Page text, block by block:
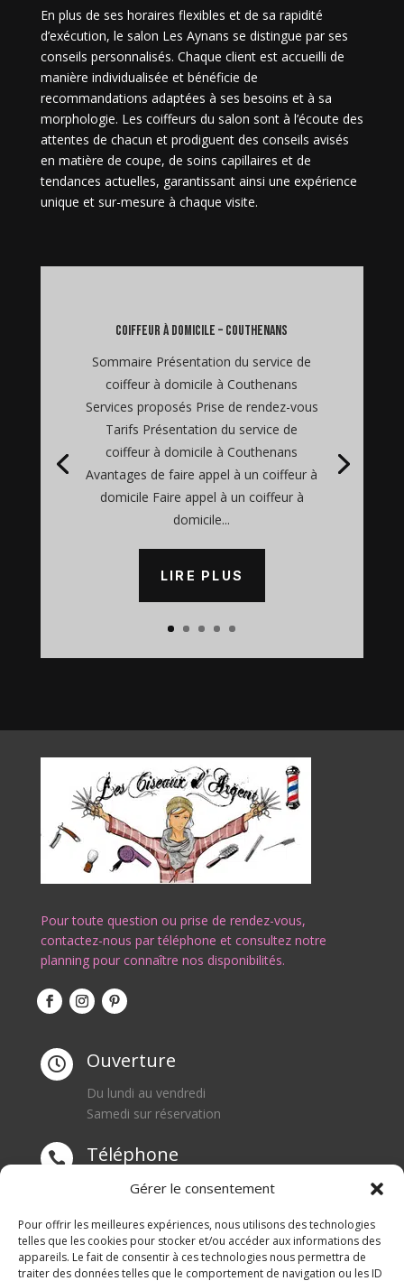
Gérer le consentement
Pour offrir les meilleures expériences, nous utilisons des technologies
telles que les cookies pour stocker et/ou accéder aux informations des
appareils. Le fait de consentir à ces technologies nous permettra de
traiter des données telles que le comportement de navigation ou les ID
En plus de ses horaires flexibles et de sa rapidité
d’exécution, le salon Les Aynans se distingue par ses
conseils personnalisés. Chaque client est accueilli de
manière individualisée et bénéficie de
recommandations adaptées à ses besoins et à sa
morphologie. Les coiffeurs du salon sont à l’écoute des
attentes de chacun et prodiguent des conseils avisés
en matière de coupe, de soins capillaires et de
tendances actuelles, garantissant ainsi une expérience
unique et sur-mesure à chaque visite.
coiffeur à domicile – Couthenans
Sommaire Présentation du service de
coiffeur à domicile à Couthenans
Services proposés Prise de rendez-vous
Tarifs Présentation du service de
coiffeur à domicile à Couthenans
Avantages de faire appel à un coiffeur à
domicile Faire appel à un coiffeur à
domicile...
LIRE PLUS
Pour toute question ou prise de rendez-vous,
contactez-nous par téléphone et consultez notre
planning pour connaître nos disponibilités.
 Ouverture
Du lundi au vendredi
Samedi sur réservation
 Téléphone
0668550471
 Adresse
1 rue du Blanc Poirier